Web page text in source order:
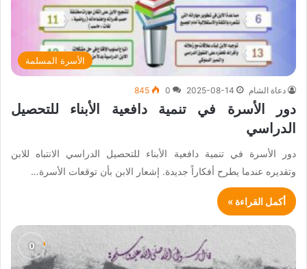
الأسرة المسلمة
دعاة الشام 2025-08-14
0
845
دور الأسرة في تنمية دافعية الأبناء للتحصيل
الدراسي
دور الأسرة في تنمية دافعية الأبناء للتحصيل الدراسي اﻻﻧﺘﺒﺎه ﻟﻼﺑﻦ
وﺗﻘﺪﻳﺮه ﻋﻨﺪﻣﺎ ﻳﻄﺮح أﻓﻜﺎراً ﺟﺪﻳﺪة. إﺷﻌﺎر اﻻﺑﻦ ﺑﺄن ﺗﻮﻗﻌﺎت اﻷﺳﺮة…
أكمل القراءة »